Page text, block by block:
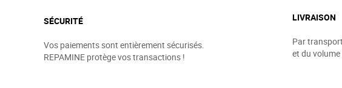
SÉCURITÉ
Vos paiements sont entièrement sécurisés.
REPAMINE protège vos transactions !
LIVRAISON
Par
et du